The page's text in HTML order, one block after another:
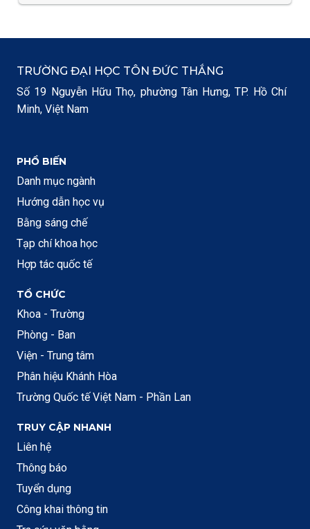
TRƯỜNG ĐẠI HỌC TÔN ĐỨC THẮNG
Số 19 Nguyễn Hữu Thọ, phường Tân Hưng, TP. Hồ Chí
Minh, Việt Nam
PHỔ BIẾN
Danh mục ngành
Hướng dẫn học vụ
Bằng sáng chế
Tạp chí khoa học
Hợp tác quốc tế
TỔ CHỨC
Khoa - Trường
Phòng - Ban
Viện - Trung tâm
Phân hiệu Khánh Hòa
Trường Quốc tế Việt Nam - Phần Lan
TRUY CẬP NHANH
Liên hệ
Thông báo
Tuyển dụng
Công khai thông tin